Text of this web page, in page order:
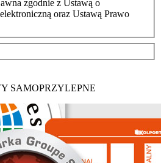
zgodnie z Ustawą o
oraz Ustawą Prawo
SAMOPRZYLEPNE